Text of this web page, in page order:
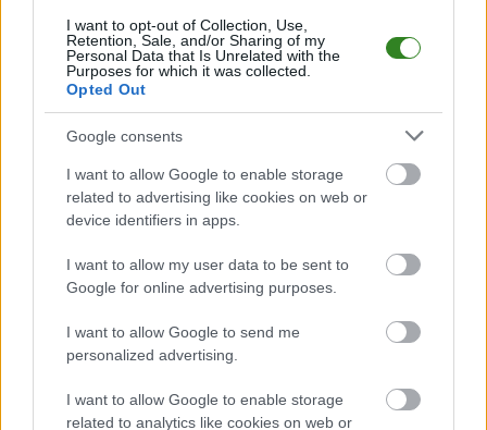
I want to opt-out of Collection, Use,
Retention, Sale, and/or Sharing of my
Personal Data that Is Unrelated with the
Purposes for which it was collected.
Opted Out
Google consents
I want to allow Google to enable storage
related to advertising like cookies on web or
device identifiers in apps.
I want to allow my user data to be sent to
Google for online advertising purposes.
I want to allow Google to send me
personalized advertising.
I want to allow Google to enable storage
related to analytics like cookies on web or
LKS Zarszynprzystępuje do tego spotkania w roli gospodarza. Jak
drużyna radzi sobie w sezonie 2025/2026 rozgrywek Krosno > Klasa
Okręgowa przed własną publicznością? Na tej stronie możecie zobaczyć
tabelę uwzględniającą tylko mecze u siebie. W tabeli biorącej pod uwagę
tylko mecze wyjazdowe możecie natomiast sprawdzić jak spisuje się klub
Zamczysko Odrzykoń.
Krosno > Klasa Okręgowa - sytuacja w tabeli
Przed meczami 30. kolejki - Krosno > Klasa Okręgowa gospodarze (LKS
Zarszyn) zajmują8. miejscew tabeli. Goście (Zamczysko Odrzykoń)
Poniżej znajdziesz także ostatnie mecze obu drużyn oraz statystyki
bramkowe.
LKS Zarszyn vs. Zamczysko Odrzykoń - relacja, wynik na żywo,
transmisja
Wynik meczu LKS Zarszyn - Zamczysko Odrzykoń znajdziesz na naszej
stronie zaraz po jego zakończeniu. Jeżeli szukasz informacji meczowych,
zajrzyj tutaj:LKS Zarszyn vs. Zamczysko Odrzykoń - wynik, składy,